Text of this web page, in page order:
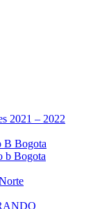
2021 – 2022
B Bogota
b Bogota